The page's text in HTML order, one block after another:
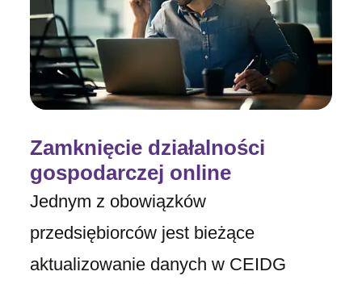
Zamknięcie działalności
gospodarczej online
Jednym z obowiązków
przedsiębiorców jest bieżące
aktualizowanie danych w CEIDG